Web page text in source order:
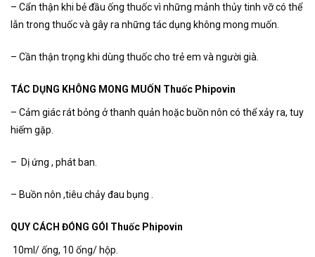
– Cẩn thận khi bẻ đầu ống thuốc vì những mảnh thủy tinh vỡ có thể
lẫn trong thuốc và gây ra những tác dụng không mong muốn.
– Cần thận trọng khi dùng thuốc cho trẻ em và người già.
TÁC DỤNG KHÔNG MONG MUỐN Thuốc Phipovin
– Cảm giác rát bỏng ở thanh quản hoặc buồn nôn có thể xảy ra, tuy
hiếm gặp.
– Dị ứng , phát ban.
– Buồn nôn ,tiêu chảy đau bụng .
QUY CÁCH ĐÓNG GÓI Thuốc Phipovin
10ml/ ống, 10 ống/ hộp.